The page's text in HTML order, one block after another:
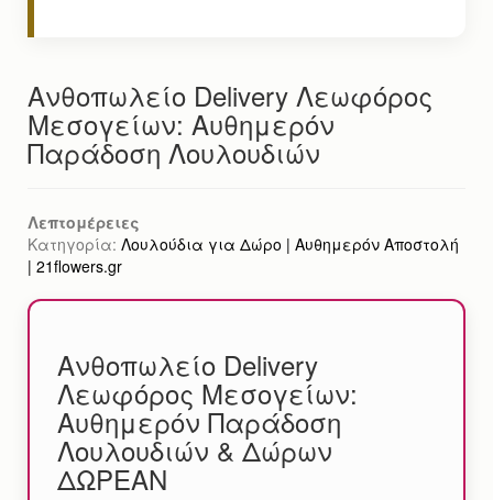
Ανθοπωλείο Delivery Λεωφόρος
Μεσογείων: Αυθημερόν
Παράδοση Λουλουδιών
Λεπτομέρειες
Κατηγορία: Λουλούδια για Δώρο | Αυθημερόν Αποστολή
| 21flowers.gr
Ανθοπωλείο Delivery
Λεωφόρος Μεσογείων:
Αυθημερόν Παράδοση
Λουλουδιών & Δώρων
ΔΩΡΕΑΝ